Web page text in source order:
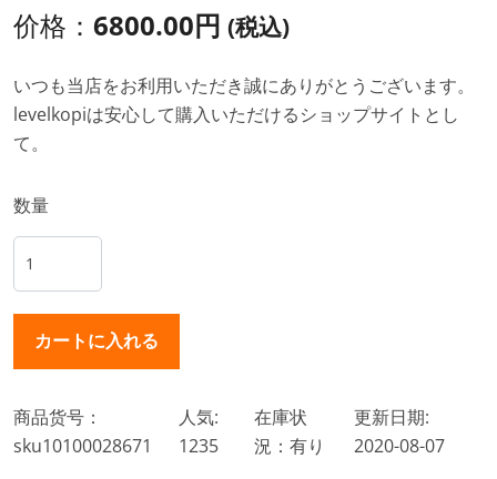
价格： 6800.00円 (税込)
いつも当店をお利用いただき誠にありがとうございます。
levelkopiは安心して購入いただけるショップサイトとし
て。
数量
商品货号：
sku10100028671
人気:
1235
在庫状
況：有り
更新日期:
2020-08-07